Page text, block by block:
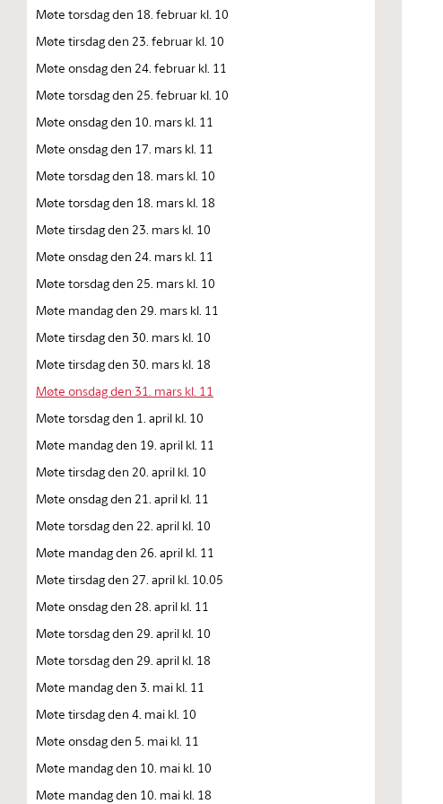
Møte torsdag den 18. februar kl. 10
Møte tirsdag den 23. februar kl. 10
Møte onsdag den 24. februar kl. 11
Møte torsdag den 25. februar kl. 10
Møte onsdag den 10. mars kl. 11
Møte onsdag den 17. mars kl. 11
Møte torsdag den 18. mars kl. 10
Møte torsdag den 18. mars kl. 18
Møte tirsdag den 23. mars kl. 10
Møte onsdag den 24. mars kl. 11
Møte torsdag den 25. mars kl. 10
Møte mandag den 29. mars kl. 11
Møte tirsdag den 30. mars kl. 10
Møte tirsdag den 30. mars kl. 18
Møte onsdag den 31. mars kl. 11
Møte torsdag den 1. april kl. 10
Møte mandag den 19. april kl. 11
Møte tirsdag den 20. april kl. 10
Møte onsdag den 21. april kl. 11
Møte torsdag den 22. april kl. 10
Møte mandag den 26. april kl. 11
Møte tirsdag den 27. april kl. 10.05
Møte onsdag den 28. april kl. 11
Møte torsdag den 29. april kl. 10
Møte torsdag den 29. april kl. 18
Møte mandag den 3. mai kl. 11
Møte tirsdag den 4. mai kl. 10
Møte onsdag den 5. mai kl. 11
Møte mandag den 10. mai kl. 10
Møte mandag den 10. mai kl. 18